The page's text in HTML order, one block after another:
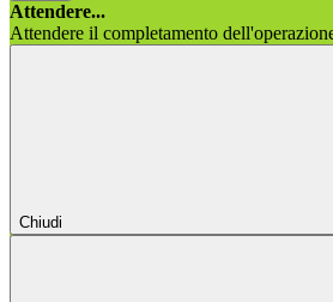
Attendere...
Attendere il completamento
Chiudi